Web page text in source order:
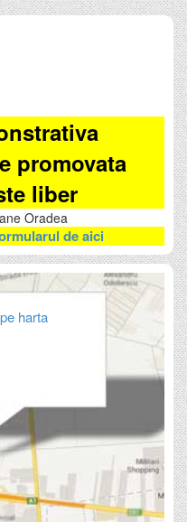
promovata
liber
Oradea
de aici
harta